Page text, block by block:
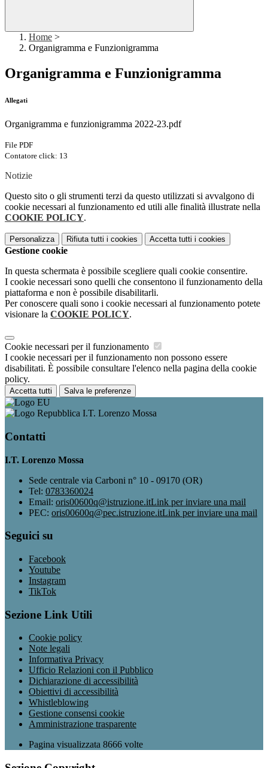
Home >
Organigramma e Funzionigramma
Organigramma e Funzionigramma
Allegati
Organigramma e funzionigramma 2022-23.pdf
File PDF
Contatore click: 13
Notizie
Questo sito o gli strumenti terzi da questo utilizzati si avvalgono di
cookie necessari al funzionamento ed utili alle finalità illustrate nella
COOKIE POLICY.
Personalizza Rifiuta tutti i cookies Accetta tutti i cookies
Gestione cookie
In questa schermata è possibile scegliere quali cookie consentire.
I cookie necessari sono quelli che consentono il funzionamento della
piattaforma e non è possibile disabilitarli.
Per conoscere quali sono i cookie necessari al funzionamento potete
visionare la COOKIE POLICY.
Cookie necessari per il funzionamento
I cookie necessari per il funzionamento non possono essere
disabilitati. È possibile consultare l'elenco nella pagina della cookie
policy.
Accetta tutti Salva le preferenze
I.T. Lorenzo Mossa
Contatti
I.T. Lorenzo Mossa
Sede centrale via Carboni n° 10 - 09170 (OR)
Tel: 0783360024
Email: oris00600q@istruzione.itLink per inviare una mail
PEC: oris00600q@pec.istruzione.itLink per inviare una mail
Seguici su
Facebook
Youtube
Instagram
TikTok
Sezione Link Utili
Cookie policy
Note legali
Informativa Privacy
Ufficio Relazioni con il Pubblico
Dichiarazione di accessibilità
Obiettivi di accessibilità
Whistleblowing
Gestione consensi cookie
Amministrazione trasparente
Pagina visualizzata 8666 volte